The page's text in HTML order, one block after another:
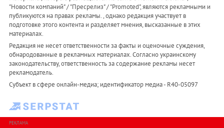
"Новости компаний" / "Пресрелиз" / "Promoted", являются рекламными и
публикуются на правах рекламы. , однако редакция участвует в
подготовке этого контента и разделяет мнения, высказанные в этих
материалах.
Редакция не несет ответственности за факты и оценочные суждения,
обнародованные в рекламных материалах. Согласно украинскому
законодательству, ответственность за содержание рекламы несет
рекламодатель.
Субъект в сфере онлайн-медиа; идентификатор медиа - R40-05097
РЕКЛАМА